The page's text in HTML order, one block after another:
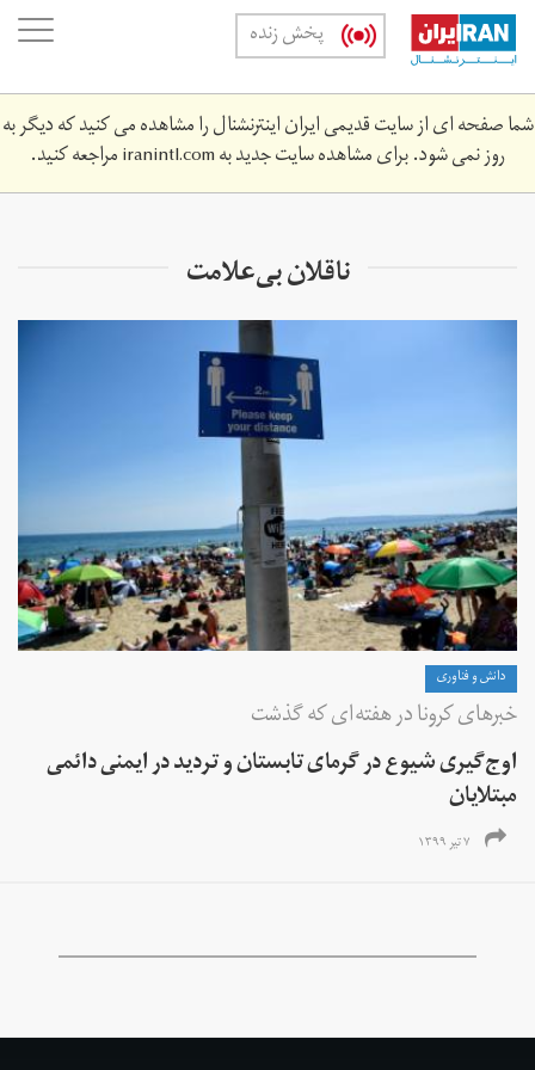
Skip
main
content
پخش زنده
شما صفحه ای از سایت قدیمی ایران اینترنشنال را مشاهده می کنید که دیگر به
روز نمی شود. برای مشاهده سایت جدید بهiranintl.comمراجعه کنید.
ناقلان بی‌علامت
دانش و فناوری
خبرهای کرونا در هفته‌ای که گذشت
اوج‌گیری شیوع در گرمای تابستان و تردید در ایمنی دائمی
مبتلایان
۷ تیر ۱۳۹۹